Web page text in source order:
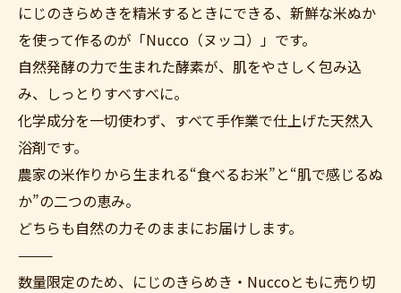
にじのきらめきを精米するときにできる、新鮮な米ぬか
を使って作るのが「Nucco（ヌッコ）」です。
自然発酵の力で生まれた酵素が、肌をやさしく包み込
み、しっとりすべすべに。
化学成分を一切使わず、すべて手作業で仕上げた天然入
浴剤です。
農家の米作りから生まれる“食べるお米”と“肌で感じるぬ
か”の二つの恵み。
どちらも自然の力そのままにお届けします。
⸻
数量限定のため、にじのきらめき・Nuccoともに売り切